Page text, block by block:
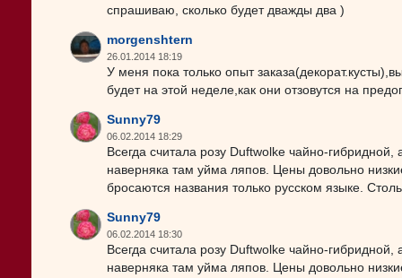
спрашиваю, сколько будет дважды два )
morgenshtern
26.01.2014 18:19
У меня пока только опыт
будет на этой неделе,как они отзовутся на
Sunny79
06.02.2014 18:29
Всегда считала розу Duftwolke чайно-
наверняка там уйма ляпов. Цены довольно
бросаются названия только русском языке.
Sunny79
06.02.2014 18:30
Всегда считала розу Duftwolke чайно-
наверняка там уйма ляпов. Цены довольно